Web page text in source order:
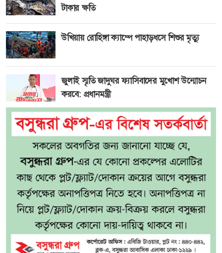
টাকার ক্ষতি
উখিয়ায় রোহিঙ্গা ক্যাম্পে পাহাড়ধসে শিশুর মৃত্যু
জুলাই স্মৃতি জাদুঘর ফ্যাসিবাদের মুখোশ উন্মোচন
করবে: প্রধানমন্ত্রী